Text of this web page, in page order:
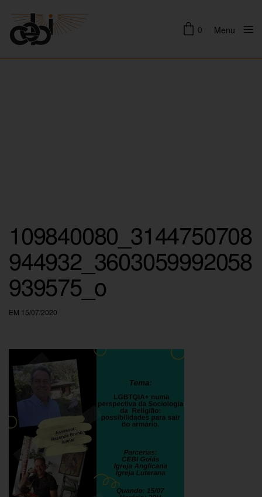
0 Menu
109840080_3144750708
944932_3603059992058
939575_o
EM 15/07/2020